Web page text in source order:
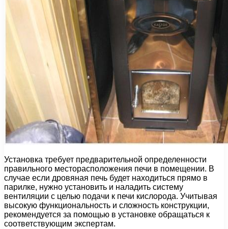
Установка требует предварительной определенности
правильного месторасположения печи в помещении. В
случае если дровяная печь будет находиться прямо в
парилке, нужно установить и наладить систему
вентиляции с целью подачи к печи кислорода. Учитывая
высокую функциональность и сложность конструкции,
рекомендуется за помощью в установке обращаться к
соответствующим экспертам.